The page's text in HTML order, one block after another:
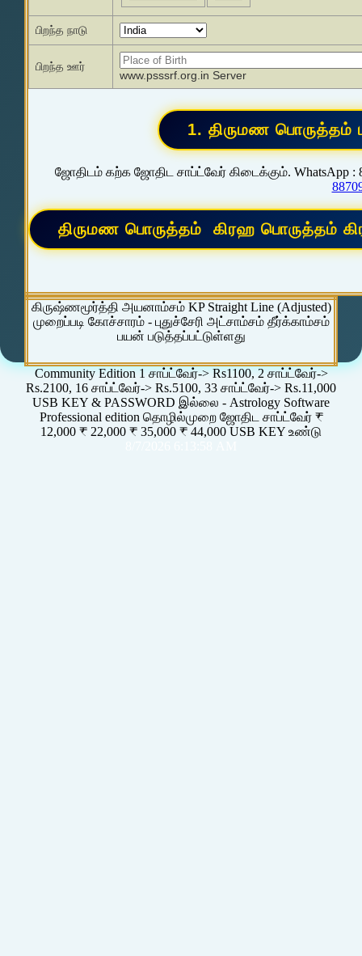
பிறந்த நாடு
பிறந்த ஊர்
www.psssrf.org.in Server
ஜோதிடம் கற்க ஜோதிட சாப்ட்வேர் கிடைக்கும். WhatsApp :
கிருஷ்ணமூர்த்தி அயனாம்சம் KP Straight Line (Adjusted)
முறைப்படி கோச்சாரம் - புதுச்சேரி அட்சாம்சம் தீர்க்காம்சம்
பயன் படுத்தப்பட்டுள்ளது
Community Edition 1 சாப்ட்வேர்-> Rs1100, 2 சாப்ட்வேர்->
Rs.2100, 16 சாப்ட்வேர்-> Rs.5100, 33 சாப்ட்வேர்-> Rs.11,000
USB KEY & PASSWORD இல்லை - Astrology Software
Professional edition தொழில்முறை ஜோதிட சாப்ட்வேர் ₹
12,000 ₹ 22,000 ₹ 35,000 ₹ 44,000 USB KEY உண்டு